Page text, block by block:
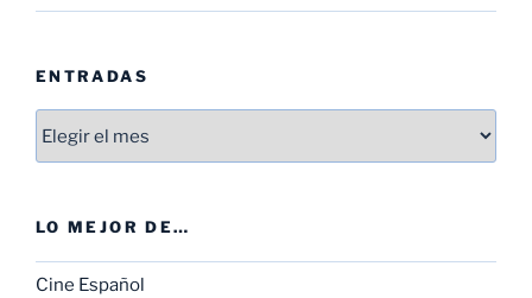
ENTRADAS
LO MEJOR DE…
Cine Español